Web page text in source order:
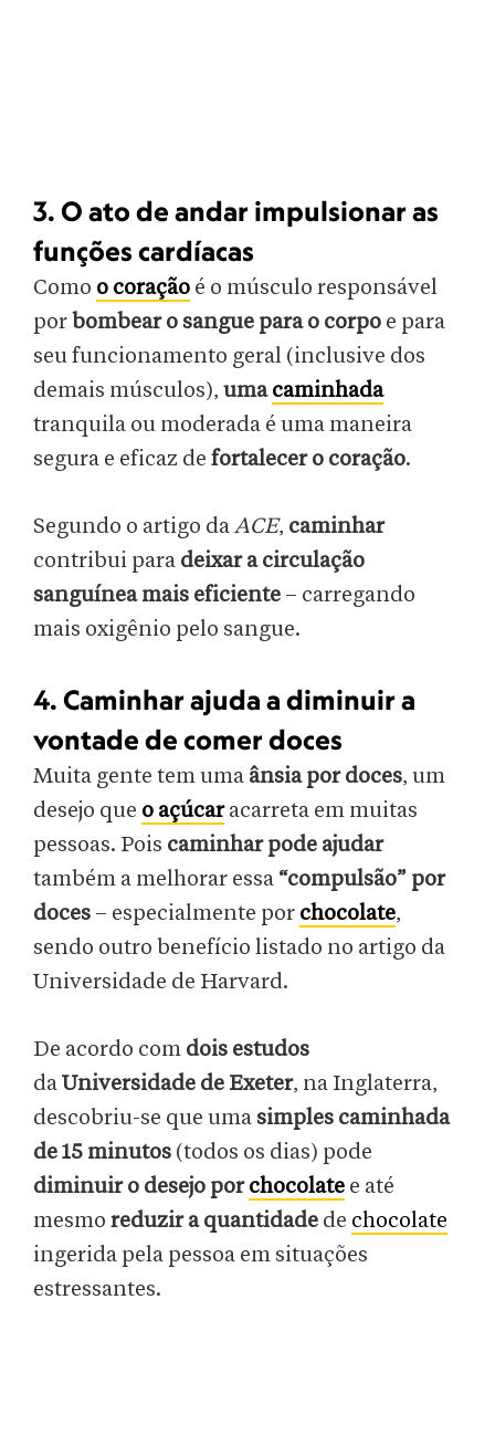
3. O ato de andar impulsionar as
funções cardíacas
Como o coração é o músculo responsável
por bombear o sangue para o corpo e para
seu funcionamento geral (inclusive dos
demais músculos), umacaminhada
tranquila ou moderada é uma maneira
segura e eficaz de fortalecer o coração.
Segundo o artigo daACE, caminhar
contribui para deixar a circulação
sanguínea mais eficiente – carregando
mais oxigênio pelo sangue.
4. Caminhar ajuda a diminuir a
vontade de comer doces
Muita gente tem uma ânsia por doces, um
desejo que o açúcaracarreta em muitas
pessoas. Pois caminhar pode ajudar
também a melhorar essa “compulsão” por
doces – especialmente por chocolate,
sendo outro benefício listado no artigo da
Universidade de Harvard.
De acordo com dois estudos
daUniversidade de Exeter, na Inglaterra,
descobriu-se que uma simples caminhada
de 15 minutos (todos os dias) pode
diminuir o desejo porchocolate e até
mesmo reduzir a quantidade de chocolate
ingerida pela pessoa em situações
estressantes.